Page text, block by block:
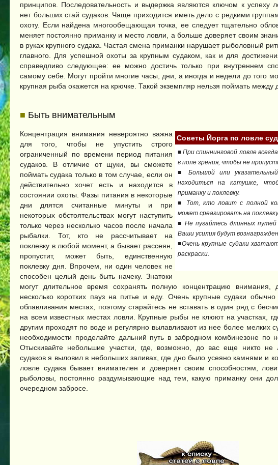
принципов. Последовательность и выдержка являются ключом к успеху
нет больших стай судаков. Чаще приходится иметь дело с редкими
охоту. Если найдена многообещающая точка, ее следует тщательно
меняет постоянно приманку и место ловли, а больше доверяет своим
в руках крупного судака. Частая смена приманки нарушает рыболовный
главного. Для успешной охоты за крупным судаком, как и для
справедливо следующее: ее можно достичь только при внутреннем
самому себе. Могут пройти многие часы, дни, а иногда и недели до того
крупная рыба окажется на крючке. Такой экземпляр нельзя поймать между
■ Быть внимательным
Советы Йорга по ловле
■ При спиннинговой ловле
в поле зрения, чтобы не
■ Большой или
находиться на катушке,
приманку и поклевку.
■ Тот, кто ловит с полной
может среагировать на
■ Не пугайтесь длинных
Ваши усилия будут
■Очень крупные судаки
раскраски.
Концентрация внимания невероятно важна
для того, чтобы не упустить строго
ограниченный по времени период питания
судаков. В отличие от щуки, вы сможете
поймать судака только в том случае, если он
действительно хочет есть и находится в
состоянии охоты. Фазы питания в некоторые
дни длятся считанные минуты и при
некоторых обстоятельствах могут наступить
только через несколько часов после начала
рыбалки. Тот, кто не рассчитывает на
поклевку в любой момент, а бывает рассеян,
пропустит, может быть, единственную
поклевку дня. Впрочем, ни один человек не
способен целый день быть начеку. Знатоки
могут длительное время сохранять полную концентрацию
несколько коротких пауз на питье и еду. Очень крупные судаки
облавливания местах, поэтому старайтесь не вставать в один ряд с
на всем известных местах ловли. Крупные рыбы не клюют на участках,
другим проходят по воде и регулярно вылавливают из нее более мелких
необходимости проделайте дальний путь в забродном комбинезоне по
Отыскивайте небольшие участки, где, возможно, до вас еще никто не
судаков я выловил в небольших заливах, где дно было усеяно камнями и
ловле судака бывает внимателен и доверяет своим способностям,
рыболовы, постоянно раздумывающие над тем, какую приманку они
очередном забросе.